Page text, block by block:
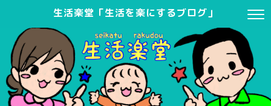
生活楽堂「生活を楽にするブログ」